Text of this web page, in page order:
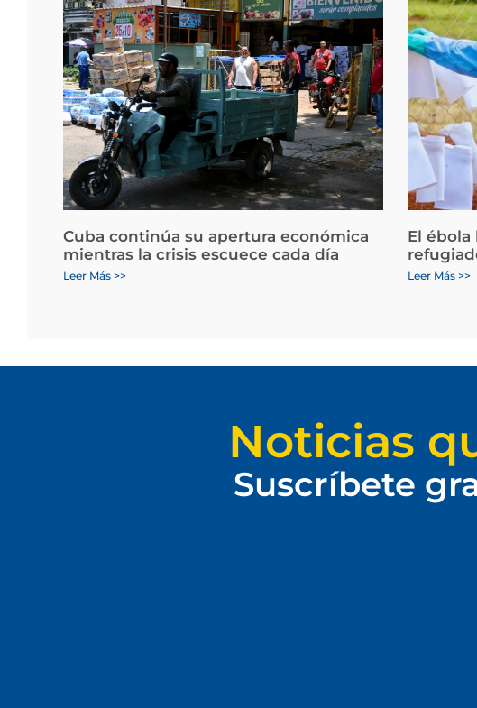
Cuba continúa su apertura económica
mientras la crisis escuece cada día
Leer Más >>
El ébola
Leer Más >>
Noticias
Suscríbete